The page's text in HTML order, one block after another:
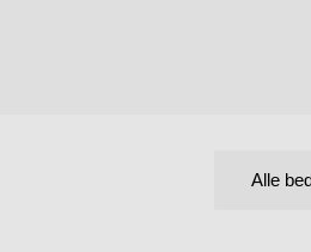
Alle